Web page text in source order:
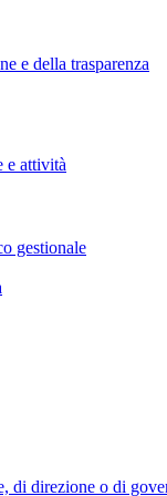
e della trasparenza
e attività
gestionale
di direzione o di